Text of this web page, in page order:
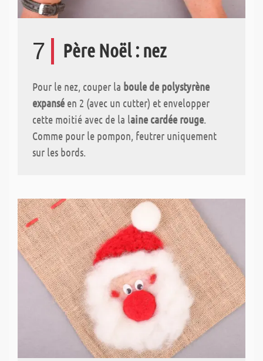
7 Père Noël : nez
Pour le nez, couper la boule de polystyrène
expansé en 2 (avec un cutter) et envelopper
cette moitié avec de la laine cardée rouge.
Comme pour le pompon, feutrer uniquement
sur les bords.